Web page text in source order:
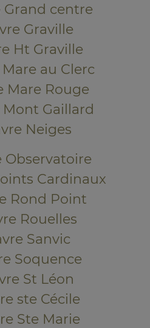
Grand centre
Graville
Ht Graville
au Clerc
Mare Rouge
Mont Gaillard
Neiges
Observatoire
Cardinaux
Rond Point
Rouelles
Sanvic
Soquence
St Léon
ste Cécile
Ste Marie